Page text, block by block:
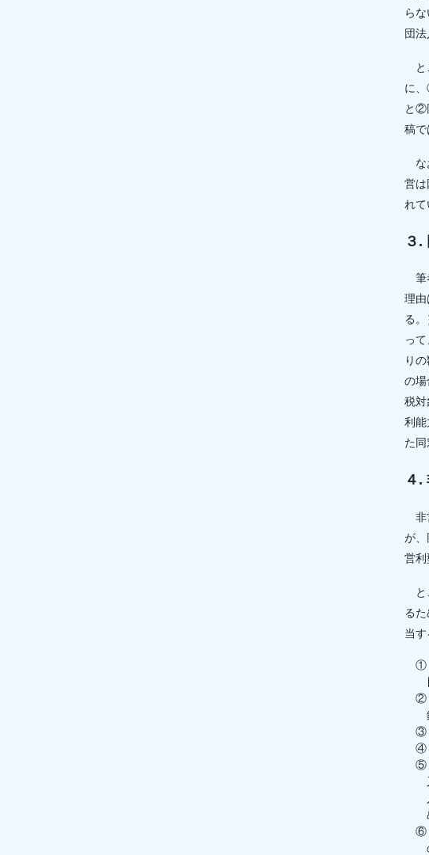
ら
団
と
に
と②
稿で
な
営は
れて
３.
筆
理由
る
っ
り
の場
税対
利能
た
４.
非
が、
営利
と
る
当
①
②
③
④
⑤
⑥